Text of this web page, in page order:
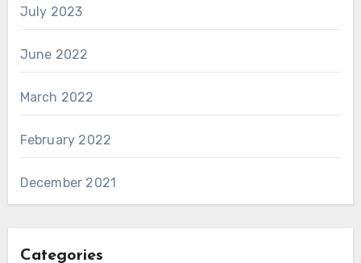
July 2023
June 2022
March 2022
February 2022
December 2021
Categories